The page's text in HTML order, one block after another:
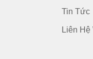
Tin Tức
Liên